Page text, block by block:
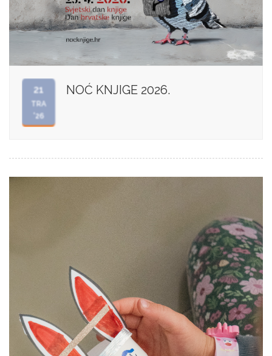
21
TRA
'26
NOĆ KNJIGE 2026.